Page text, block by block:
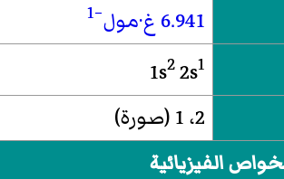
6.941 غ·مول−1
1s22s1
2، 1 ( صورة)
الفيزيائية